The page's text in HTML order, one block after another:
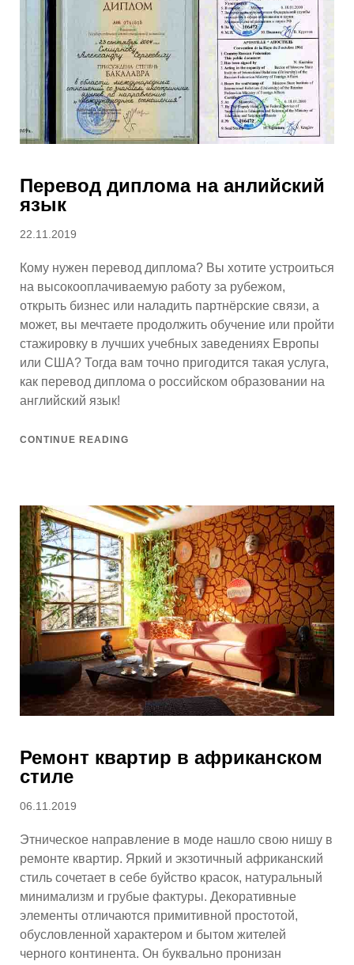
Перевод диплома на анлийский
язык
Posted
22.11.2019
Кому нужен перевод диплома? Вы хотите устроиться
на высокооплачиваемую работу за рубежом,
открыть бизнес или наладить партнёрские связи, а
может, вы мечтаете продолжить обучение или пройти
стажировку в лучших учебных заведениях Европы
или США? Тогда вам точно пригодится такая услуга,
как перевод диплома о российском образовании на
английский язык!
CONTINUE READING
Ремонт квартир в африканском
стиле
Posted
06.11.2019
Этническое направление в моде нашло свою нишу в
ремонте квартир. Яркий и экзотичный африканский
стиль сочетает в себе буйство красок, натуральный
минимализм и грубые фактуры. Декоративные
элементы отличаются примитивной простотой,
обусловленной характером и бытом жителей
черного континента. Он буквально пронизан